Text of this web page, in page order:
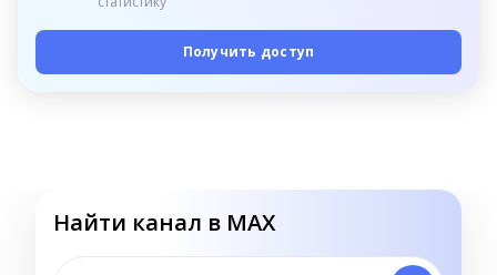
Получить доступ
Найти канал в MAX